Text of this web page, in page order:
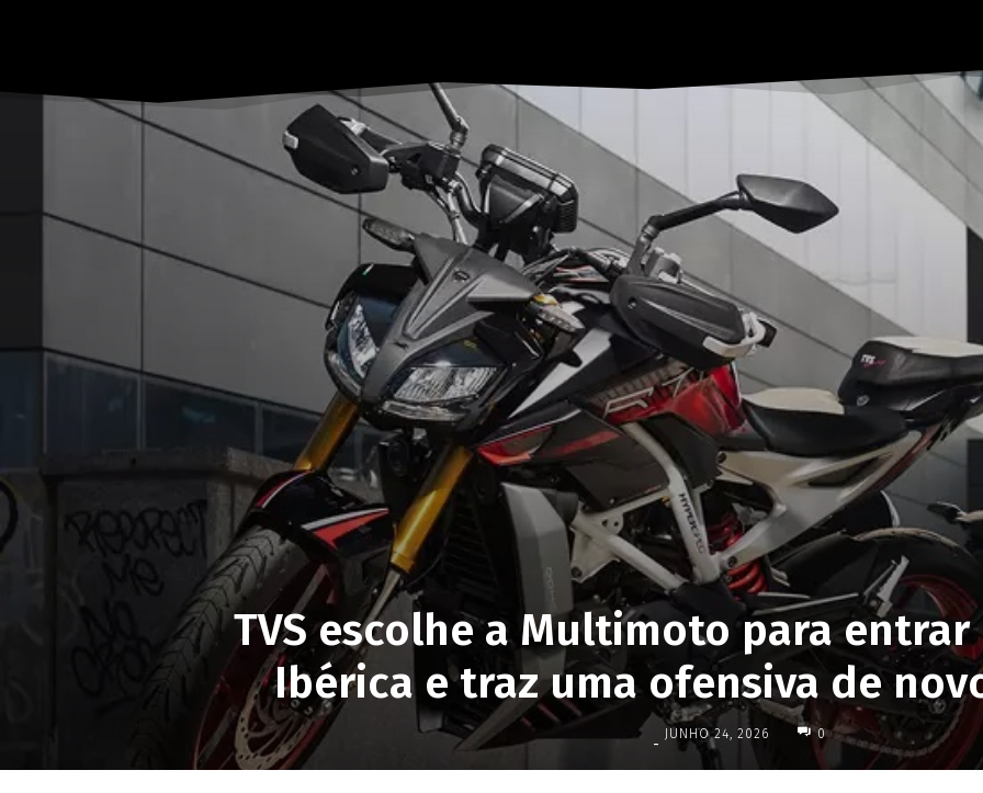
TVS escolhe a Multimoto para
Ibérica e traz uma ofensiva de
- JUNHO 24, 2026 0